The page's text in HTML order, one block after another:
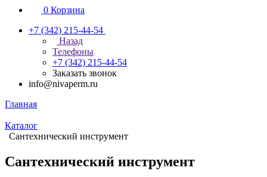
0 Корзина
+7 (342) 215-44-54
Назад
Телефоны
+7 (342) 215-44-54
Заказать звонок
info@nivaperm.ru
Главная
Каталог
Сантехнический инструмент
Сантехнический инструмент